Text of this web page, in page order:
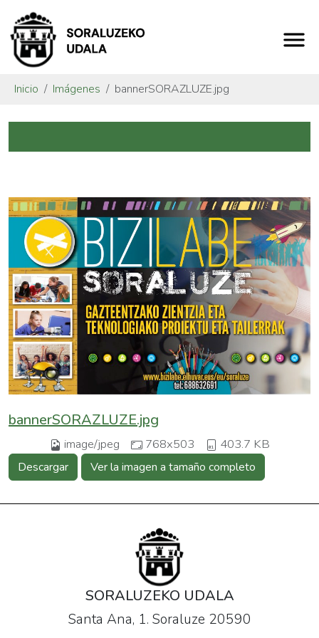
Inicio Imágenes bannerSORAZLUZE.jpg
bannerSORAZLUZE.jpg
image/jpeg 768x503 403.7 KB
Descargar Ver la imagen a tamaño completo
SORALUZEKO UDALA
Santa Ana, 1. Soraluze 20590